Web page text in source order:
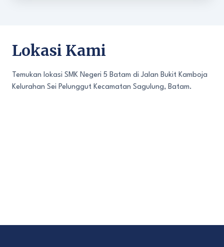
Lokasi Kami
Temukan lokasi SMK Negeri 5 Batam di Jalan Bukit Kamboja
Kelurahan Sei Pelunggut Kecamatan Sagulung, Batam.